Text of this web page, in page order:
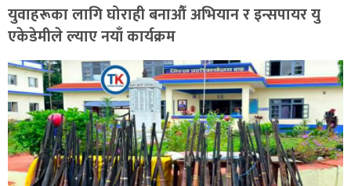
युवाहरूका लागि घोराही बनाऔँ अभियान र इन्सपायर यु
एकेडेमीले ल्याए नयाँ कार्यक्रम